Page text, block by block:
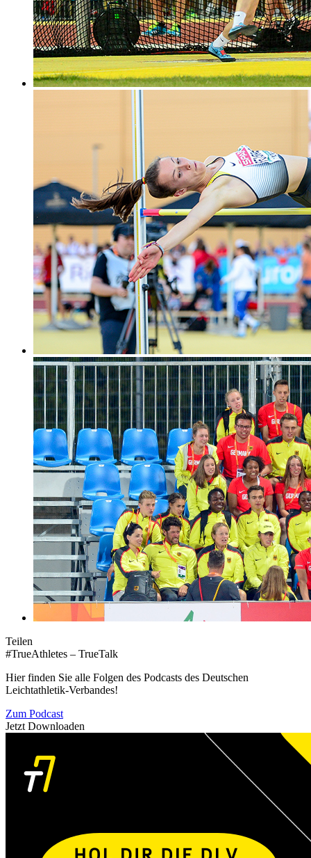
Teilen
#TrueAthletes – TrueTalk
Hier finden Sie alle Folgen des Podcasts des Deutschen
Leichtathletik-Verbandes!
Zum Podcast
Jetzt Downloaden